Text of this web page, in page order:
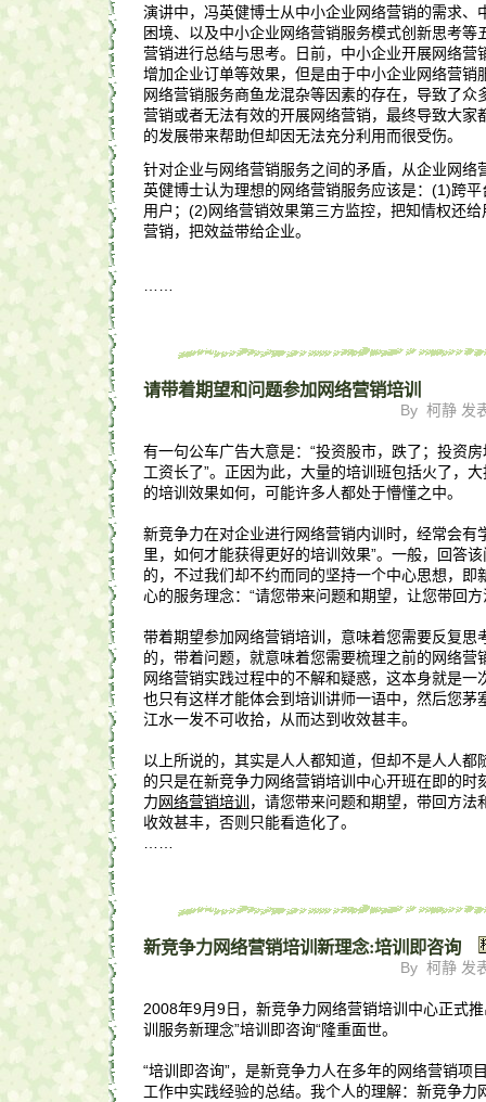
演讲中，冯英健博士从中小企业网络营销的需求、
困境、以及中小企业网络营销服务模式创新思考等
营销进行总结与思考。日前，中小企业开展网络营
增加企业订单等效果，但是由于中小企业网络营销
网络营销服务商鱼龙混杂等因素的存在，导致了众
营销或者无法有效的开展网络营销，最终导致大家
的发展带来帮助但却因无法充分利用而很受伤。
针对企业与网络营销服务之间的矛盾，从企业网络
英健博士认为理想的网络营销服务应该是：(1)跨
用户；(2)网络营销效果第三方监控，把知情权还
营销，把效益带给企业。
请带着期望和问题参加网络营销培训
By 柯静 发
有一句公车广告大意是：“投资股市，跌了；投资
工资长了”。正因为此，大量的培训班包括火了，
的培训效果如何，可能许多人都处于懵懂之中。
新竞争力在对企业进行网络营销内训时，经常会有
里，如何才能获得更好的培训效果”。一般，回答
的，不过我们却不约而同的坚持一个中心思想，即
心的服务理念：“请您带来问题和期望，让您带回方
带着期望参加网络营销培训，意味着您需要反复思
的，带着问题，就意味着您需要梳理之前的网络营
网络营销实践过程中的不解和疑惑，这本身就是一
也只有这样才能体会到培训讲师一语中，然后您茅
江水一发不可收拾，从而达到收效甚丰。
以上所说的，其实是人人都知道，但却不是人人都
的只是在新竞争力网络营销培训中心开班在即的时
力网络营销培训 ，请您带来问题和期望，带回方法
收效甚丰，否则只能看造化了。
新竞争力网络营销培训新理念:培训即咨询
By 柯静 发
2008年9月9日，新竞争力网络营销培训中心正式
训服务新理念”培训即咨询“隆重面世。
“培训即咨询”，是新竞争力人在多年的网络营销项
工作中实践经验的总结。我个人的理解：新竞争力